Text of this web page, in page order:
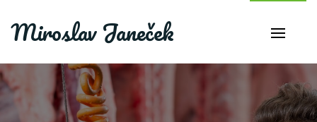
Miroslav Janeček